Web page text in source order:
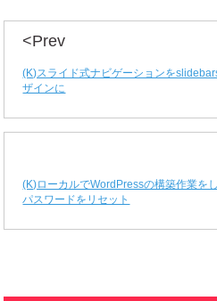
<Prev
(K)スライド式ナビゲーションを
ザインに
(K)ローカルでWordPressの構築作業を
パスワードをリセット